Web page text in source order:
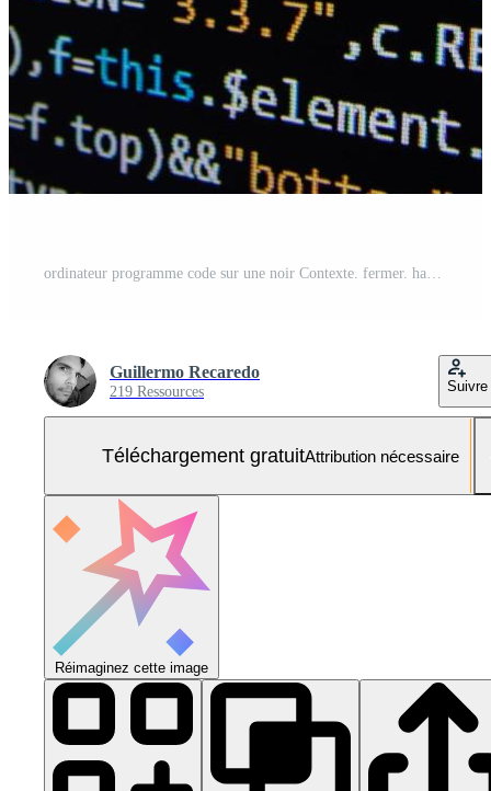
ordinateur programme code sur une noir Contexte. fermer. haute qualité photo Photo Gratuite
Guillermo Recaredo
219 Ressources Suivre
Téléchargement gratuitAttribution nécessaire
Réimaginez cette image